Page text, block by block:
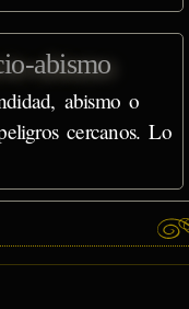
abismo
abismo o
cercanos. Lo